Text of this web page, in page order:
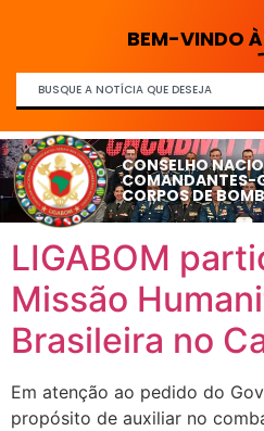
BEM-VINDO À
CONSELHO
COMANDANTES-
CORPOS DE
LIGABOM
Missão
Brasileira no
Em atenção ao pedido do
propósito de auxiliar no